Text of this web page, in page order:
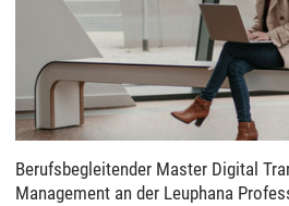
Berufsbegleitender Master Digital
Management an der Leuphana